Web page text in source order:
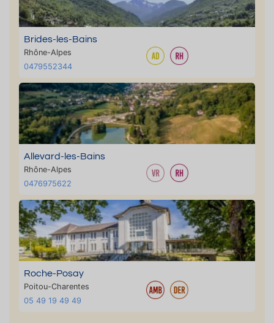
Brides-les-Bains
Rhône-Alpes
0479552344
Allevard-les-Bains
Rhône-Alpes
0476975622
Roche-Posay
Poitou-Charentes
05 49 19 49 49